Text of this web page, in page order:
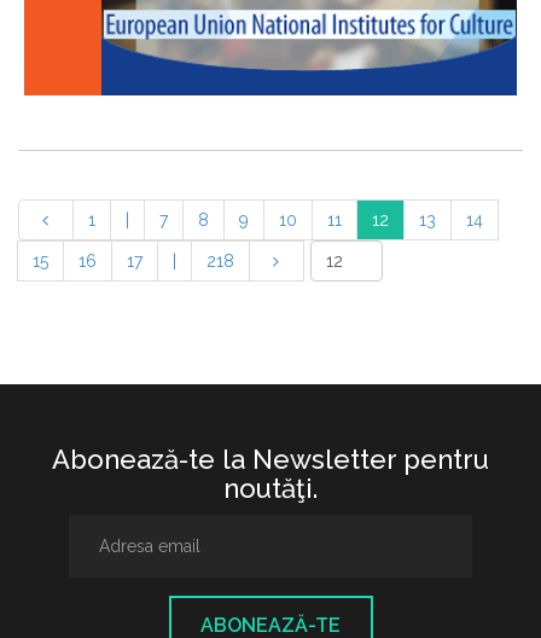
1 7 8 9 10 11 12 13 14
15 16 17 218
Abonează-te la Newsletter pentru
noutăţi.
ABONEAZĂ-TE